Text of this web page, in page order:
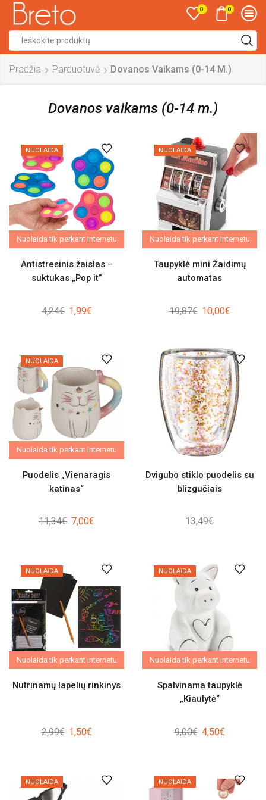
0 0
Pradžia Parduotuvė Dovanos Vaikams (0-14 M.)
Dovanos vaikams (0-14 m.)
NUOLAIDA
Nuolaida tik perkant internetu
Antistresinis žaislas –
suktukas „Pop it”
4,24€ Original
1,99€Current
1,99€.
NUOLAIDA
Nuolaida tik perkant internetu
Taupyklė mini Žaidimų
automatas
19,87€ Original
19,87€.
10,00€Current
10,00€.
NUOLAIDA
Nuolaida tik perkant internetu
Puodelis „Vienaragis
katinas“
11,34€ Original
7,00€
7,00€.
Dvigubo stiklo puodelis su
blizgučiais
13,49€
NUOLAIDA
Nuolaida tik perkant internetu
Nutrinamų lapelių rinkinys
2,99€ Original
1,50€Current
1,50€.
NUOLAIDA
Nuolaida tik perkant internetu
Spalvinama taupyklė
„Kiaulytė“
9,00€ Original
4,50€Current
4,50€.
NUOLAIDA NUOLAIDA